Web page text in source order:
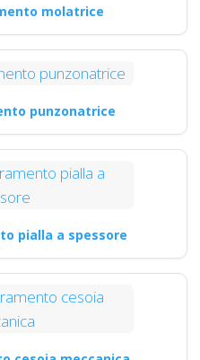
molatrice
punzonatrice
pialla a spessore